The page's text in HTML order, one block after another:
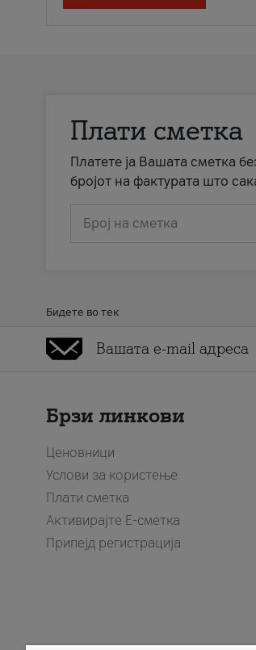
Плати сметка
Платете ја Вашата сметка
бројот на фактурата што
Број на сметка
Бидете во тек
Брзи линкови
Ценовници
Услови за користење
Плати сметка
Активирајте Е-сметка
Припејд регистрација